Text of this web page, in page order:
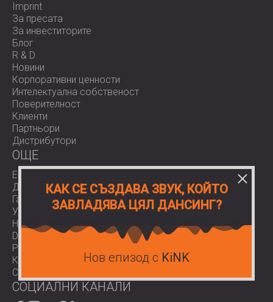
Imprint
За пресата
За инвеститорите
Блог
R & D
Новини
Корпоративни ценности
Интелектуална собственост
Поверителност
Клиенти
Партньори
Дистрибутори
OЩЕ
E-Shop
Доставки
Гаранции
Условия за ползване
Нормативи
Download area
Работа при нас
Контакти
COVID-19
СОЦИАЛНИ КАНАЛИ
КАК СЕ СЪЗДАВА ЗВУК, КОЙТО
ЗАВЛАДЯВА ЦЯЛ ДАНСИНГ?
Нов епизод с KiNK